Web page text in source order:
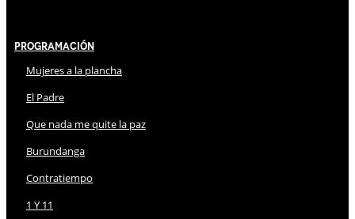
Programación
Mujeres a la plancha
El Padre
Que nada me quite la paz
Burundanga
Contratiempo
1 Y 11